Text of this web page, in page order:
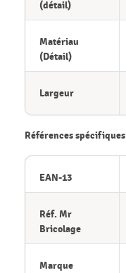
(détail)
Matériau
(Détail)
Largeur
Références spécifiques
EAN-13
Réf. Mr
Bricolage
Marque